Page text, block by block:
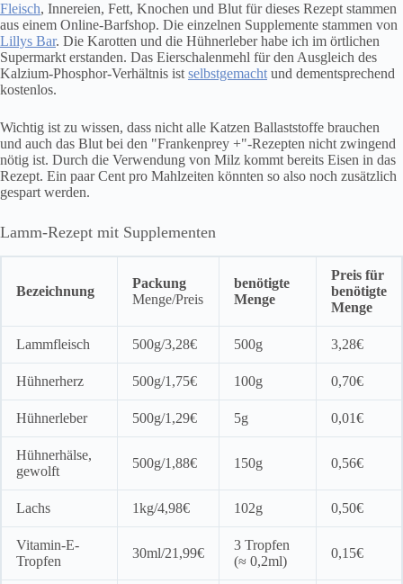
Fleisch, Innereien, Fett, Knochen und Blut für dieses Rezept stammen
aus einem Online-Barfshop. Die einzelnen Supplemente stammen von
Lillys Bar. Die Karotten und die Hühnerleber habe ich im örtlichen
Supermarkt erstanden. Das Eierschalenmehl für den Ausgleich des
Kalzium-Phosphor-Verhältnis ist selbstgemacht und dementsprechend
kostenlos.
Wichtig ist zu wissen, dass nicht alle Katzen Ballaststoffe brauchen
und auch das Blut bei den "Frankenprey +"-Rezepten nicht zwingend
nötig ist. Durch die Verwendung von Milz kommt bereits Eisen in das
Rezept. Ein paar Cent pro Mahlzeiten könnten so also noch zusätzlich
gespart werden.
Lamm-Rezept mit Supplementen
Bezeichnung
Packung
Menge/Preis
benötigte
Menge
Preis für
benötigte
Menge
Lammfleisch 500g/3,28€ 500g 3,28€
Hühnerherz 500g/1,75€ 100g 0,70€
Hühnerleber 500g/1,29€ 5g 0,01€
Hühnerhälse,
gewolft
500g/1,88€ 150g 0,56€
Lachs 1kg/4,98€ 102g 0,50€
Vitamin-E-
Tropfen
30ml/21,99€
3 Tropfen
(≈ 0,2ml)
0,15€